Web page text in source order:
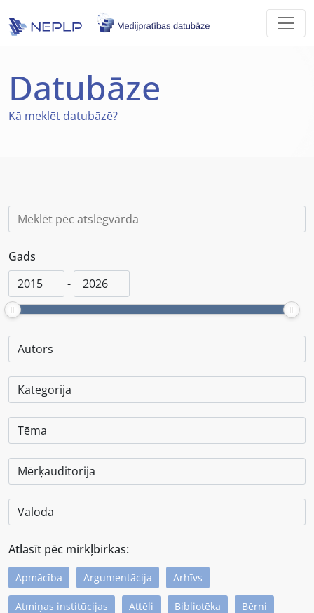
Datubāze
Kā meklēt datubāzē?
Gads
-
Atlasīt pēc mirkļbirkas:
Apmācība Argumentācija Arhīvs
Atmiņas institūcijas Attēli Bibliotēka Bērni